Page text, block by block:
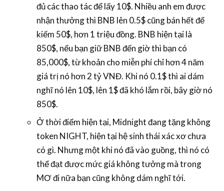
đủ các thao tác để lấy 10$. Nhiều anh em được
nhận thưởng thì BNB lên 0.5$ cũng bán hết để
kiếm 50$, hơn 1 triệu đồng. BNB hiện tại là
850$, nếu bạn giữ BNB đến giờ thì bạn có
85,000$, từ khoản cho miễn phí chỉ hơn 4 năm
giá trị nó hơn 2 tỷ VNĐ. Khi nó 0.1$ thì ai dám
nghĩ nó lên 10$, lên 1$ đã khó lắm rồi, bây giờ nó
850$.
Ở thời điểm hiện tại, Midnight đang tặng không
token NIGHT, hiện tại hệ sinh thái xác xơ chưa
có gì. Nhưng một khi nó đã vào guồng, thì nó có
thể đạt được mức giá không tưởng mà trong
MƠ đi nữa bạn cũng không dám nghĩ tới.